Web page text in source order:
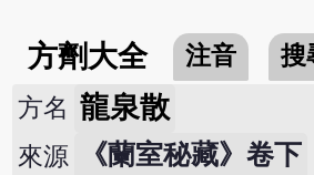
方劑大全 注音 搜
方名 龍泉散
來源 《蘭室秘藏》卷下